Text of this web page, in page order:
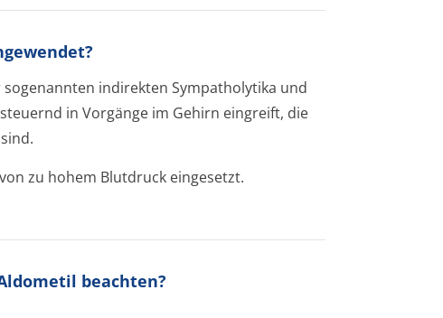
indirekten Sympatholytika und
in Vorgänge im Gehirn eingreift, die
zu hohem Blutdruck eingesetzt.
beachten?